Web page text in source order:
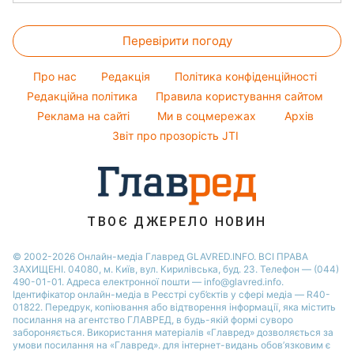
Ані Лорак
Народні прикмети
Усе про шоу-бізнес
Салати
Легкі десерти
Напої
Святкове меню
Грошова допомога
Тарифи
Курс валют
Перевірити погоду
Про нас Редакція
Політика конфіденційності
Редакційна політика
Правила користування сайтом
Реклама на сайті
Ми в соцмережах
Архів
Звіт про прозорість JTI
ТВОЄ ДЖЕРЕЛО НОВИН
© 2002-2026 Онлайн-медіа Главред GLAVRED.INFO. ВСІ ПРАВА
ЗАХИЩЕНІ. 04080, м. Київ, вул. Кирилівська, буд. 23. Телефон — (044)
490-01-01. Адреса електронної пошти — info@glavred.info.
Ідентифікатор онлайн-медіа в Реєстрі суб’єктів у сфері медіа — R40-
01822. Передрук, копіювання або відтворення інформації, яка містить
посилання на агентство ГЛАВРЕД, в будь-якій формi суворо
забороняється. Використання матеріалів «Главред» дозволяється за
умови посилання на «Главред». для інтернет-видань обов’язковим є